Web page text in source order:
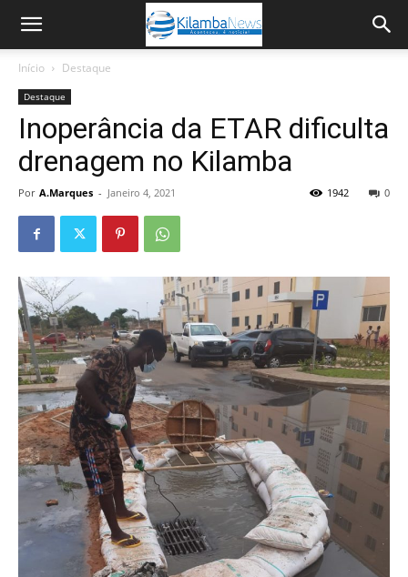
Início Destaque
Destaque
Inoperância da ETAR dificulta
drenagem no Kilamba
Por A.Marques - Janeiro 4, 2021 0
1942